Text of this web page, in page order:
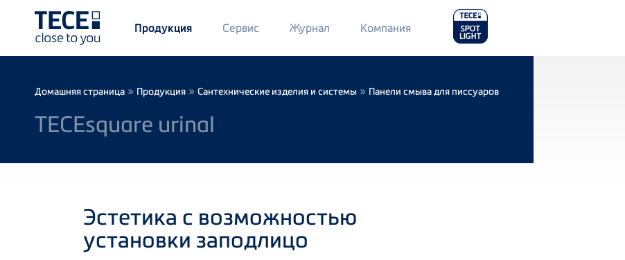
Main
Menü
1
Продукция Сервис Журнал Main
Menu
2
Компания
Breadcrumb
Домашняя страница » Продукция » Сантехнические изделия и системы » Панели смыва для писсуаров
TECEsquare urinal
Эстетика с возможностью
установки заподлицо